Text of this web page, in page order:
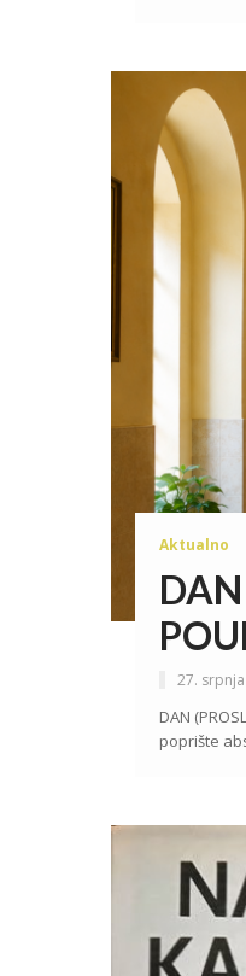
Aktualno
27.
DAN
poprište